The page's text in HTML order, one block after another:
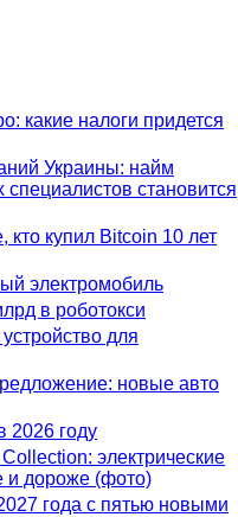
какие налоги придется
Украины: найм
специалистов становится
кто купил Bitcoin 10 лет
электромобиль
в роботокси
для
новые авто
2026 году
электрические
и дороже (фото)
года с пятью новыми